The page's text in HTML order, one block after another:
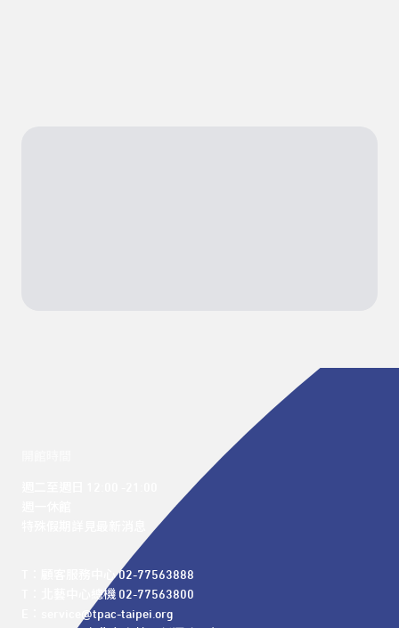
T：顧客服務中心 02-77563888
T：北藝中心總機 02-77563800
E：service@tpac-taipei.org